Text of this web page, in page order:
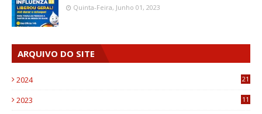
Quinta-Feira, Junho 01, 2023
ARQUIVO DO SITE
2024 21
2023
11